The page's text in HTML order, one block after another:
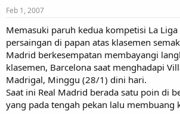
s
t
a
t
e
r
e
Feb 1, 2007
Memasuki paruh kedua kompetisi La
persaingan di papan atas klasemen
Madrid berkesempatan membayangi
klasemen, Barcelona saat menghadapi
Madrigal, Minggu (28/1) dini hari.
Saat ini Real Madrid berada satu poin di
yang pada tengah pekan lalu membuang